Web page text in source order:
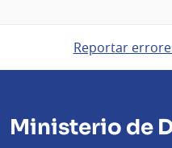
Reportar
Ministerio de